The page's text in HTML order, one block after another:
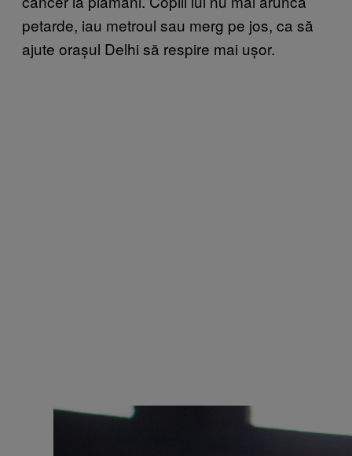
petarde, iau metroul sau merg pe jos, ca să
ajute orașul Delhi să respire mai ușor.